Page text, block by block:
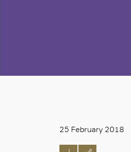
25 February 2018